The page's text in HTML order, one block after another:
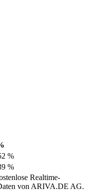
%
%
Realtime-
von ARIVA.DE AG.